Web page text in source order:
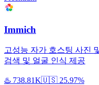
Immich
고성능 자가 호스팅 사진
검색 및 얼굴 인식 제공
♨️ 738.81K🇺🇸 25.97%